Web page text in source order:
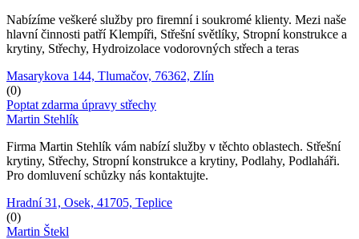
Nabízíme veškeré služby pro firemní i soukromé klienty. Mezi naše
hlavní činnosti patří Klempíři, Střešní světlíky, Stropní konstrukce a
krytiny, Střechy, Hydroizolace vodorovných střech a teras
Masarykova 144, Tlumačov, 76362, Zlín
(0)
Poptat zdarma úpravy střechy
Martin Stehlík
Firma Martin Stehlík vám nabízí služby v těchto oblastech. Střešní
krytiny, Střechy, Stropní konstrukce a krytiny, Podlahy, Podlaháři.
Pro domluvení schůzky nás kontaktujte.
Hradní 31, Osek, 41705, Teplice
(0)
Martin Štekl